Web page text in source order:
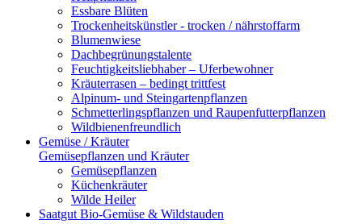
Essbare Blüten
Trockenheitskünstler - trocken / nährstoffarm
Blumenwiese
Dachbegrünungstalente
Feuchtigkeitsliebhaber – Uferbewohner
Kräuterrasen – bedingt trittfest
Alpinum- und Steingartenpflanzen
Schmetterlingspflanzen und Raupenfutterpflanzen
Wildbienenfreundlich
Gemüse / Kräuter
Gemüsepflanzen und Kräuter
Gemüsepflanzen
Küchenkräuter
Wilde Heiler
Saatgut Bio-Gemüse & Wildstauden